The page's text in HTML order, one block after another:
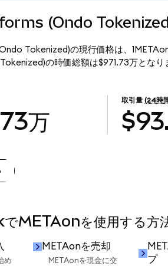
(Ondo Tokenized)
Tokenized)の現行価格は、
の時価総額は$971.73万となり
万
取引量 (24時
METAonを使用する方
め
METAonを売却
METAonを現金に交
プ